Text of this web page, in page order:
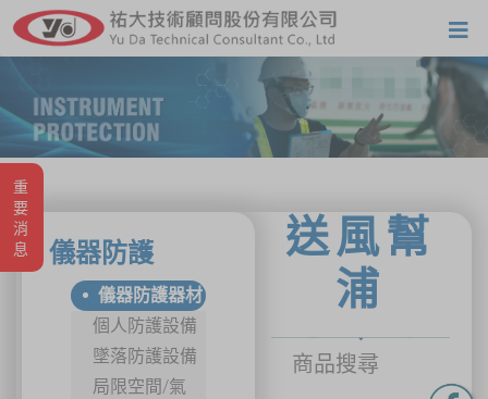
重要消息 儀器防護
儀器防護器材
個人防護設備
墜落防護設備
局限空間/氣
送風幫
浦
商品搜尋